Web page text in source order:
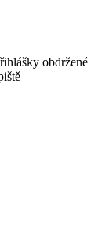
obdržené